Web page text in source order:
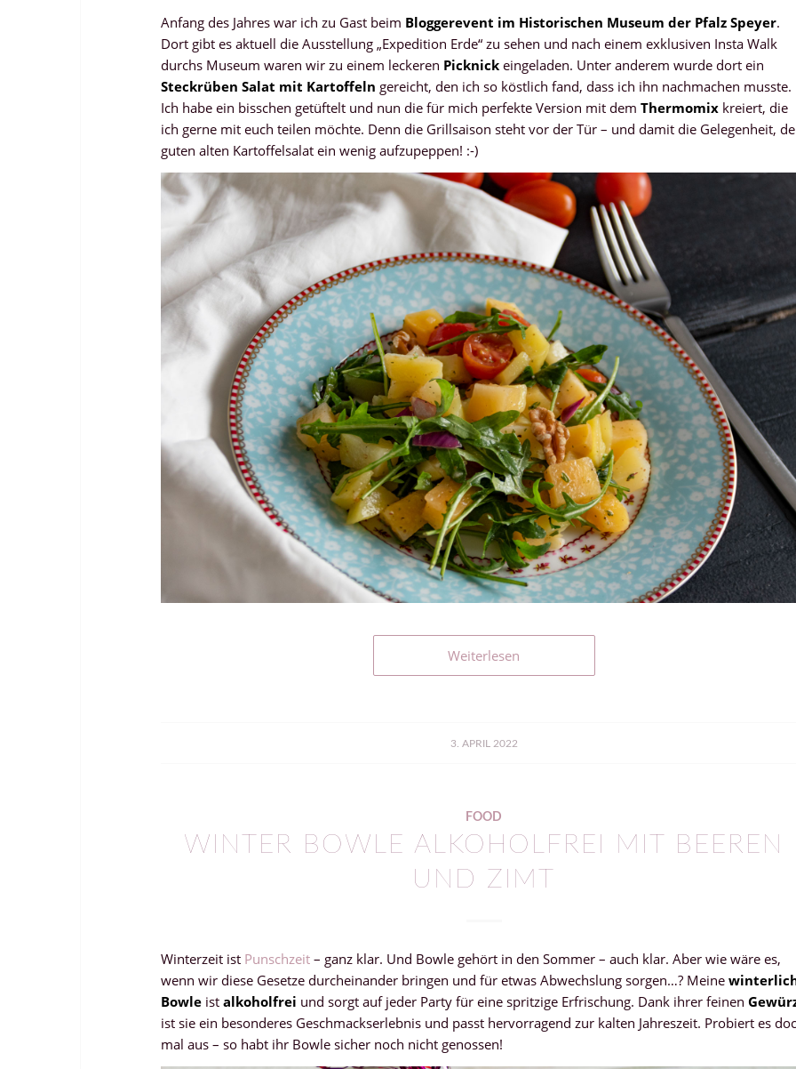
Anfang des Jahres war ich zu Gast beim Bloggerevent im Historischen Museum der Pfalz Speyer.
Dort gibt es aktuell die Ausstellung „Expedition Erde“ zu sehen und nach einem exklusiven Insta Walk
durchs Museum waren wir zu einem leckeren Picknick eingeladen. Unter anderem wurde dort ein
Steckrüben Salat mit Kartoffeln gereicht, den ich so köstlich fand, dass ich ihn nachmachen musste.
Ich habe ein bisschen getüftelt und nun die für mich perfekte Version mit dem Thermomix kreiert, die
ich gerne mit euch teilen möchte. Denn die Grillsaison steht vor der Tür – und damit die Gelegenheit,
guten alten Kartoffelsalat ein wenig aufzupeppen! :-)
Weiterlesen
3. APRIL 2022
FOOD
WINTER BOWLE ALKOHOLFREI MIT BEEREN
UND ZIMT
Winterzeit ist Punschzeit – ganz klar. Und Bowle gehört in den Sommer – auch klar. Aber wie wäre es,
wenn wir diese Gesetze durcheinander bringen und für etwas Abwechslung sorgen…? Meine
Bowle ist alkoholfrei und sorgt auf jeder Party für eine spritzige Erfrischung. Dank ihrer feinen
ist sie ein besonderes Geschmackserlebnis und passt hervorragend zur kalten Jahreszeit. Probiert es
mal aus – so habt ihr Bowle sicher noch nicht genossen!